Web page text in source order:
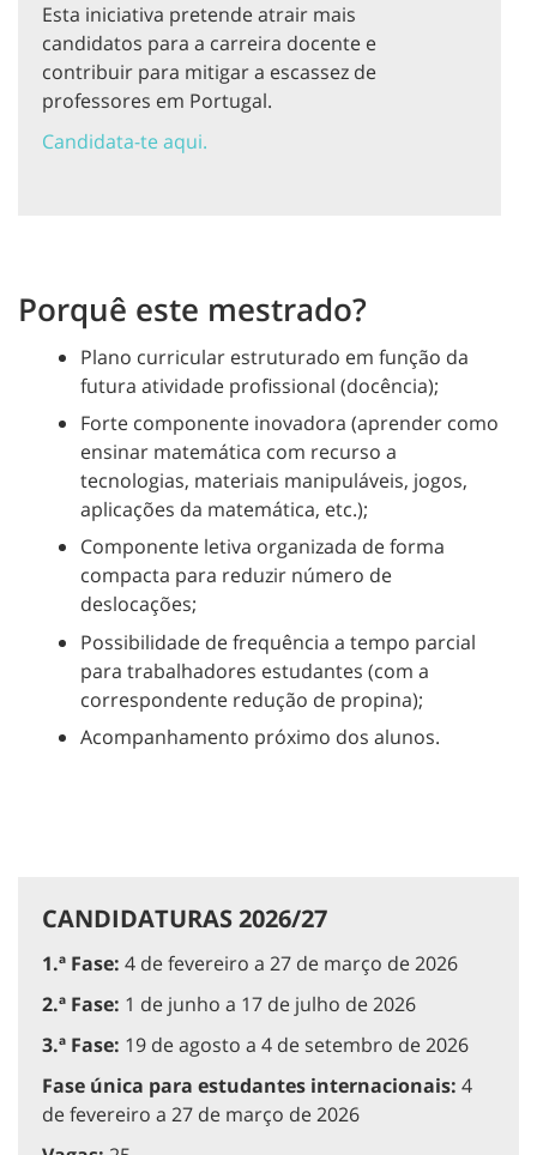
Esta iniciativa pretende atrair mais
candidatos para a carreira docente e
contribuir para mitigar a escassez de
professores em Portugal.
Candidata-te aqui.
Porquê este mestrado?
Plano curricular estruturado em função da
futura atividade profissional (docência);
Forte componente inovadora (aprender como
ensinar matemática com recurso a
tecnologias, materiais manipuláveis, jogos,
aplicações da matemática, etc.);
Componente letiva organizada de forma
compacta para reduzir número de
deslocações;
Possibilidade de frequência a tempo parcial
para trabalhadores estudantes (com a
correspondente redução de propina);
Acompanhamento próximo dos alunos.
CANDIDATURAS 2026/27
1.ª Fase: 4 de fevereiro a 27 de março de 2026
2.ª Fase: 1 de junho a 17 de julho de 2026
3.ª Fase: 19 de agosto a 4 de setembro de 2026
Fase única para estudantes internacionais: 4
de fevereiro a 27 de março de 2026